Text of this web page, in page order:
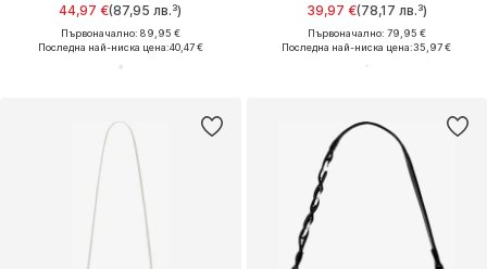
44,97 €(87,95 лв.³)
Първоначално: 89,95 €
Последна най-ниска цена:40,47 €
39,97 €(78,17 лв.³)
Първоначално: 79,95 €
Последна най-ниска цена:35,97 €